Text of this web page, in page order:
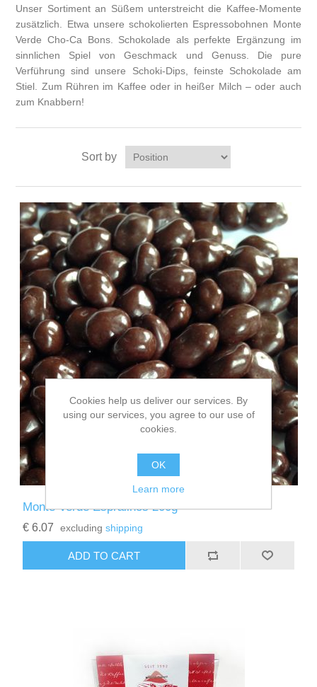
Unser Sortiment an Süßem unterstreicht die Kaffee-Momente
zusätzlich. Etwa unsere schokolierten Espressobohnen Monte
Verde Cho-Ca Bons. Schokolade als perfekte Ergänzung im
sinnlichen Spiel von Geschmack und Genuss. Die pure
Verführung sind unsere Schoki-Dips, feinste Schokolade am
Stiel. Zum Rühren im Kaffee oder in heißer Milch – oder auch
zum Knabbern!
Sort by
Monte Verde Espralinos 200g
€ 6.07 excludingshipping
ADD TO CART
Cookies help us deliver our services. By
using our services, you agree to our use of
cookies.
OK
Learn more